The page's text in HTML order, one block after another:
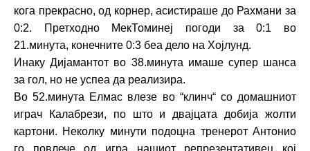
кога прекрасно, од корнер, асистираше до Рахмани за
0:2. Претходно МекТоминеј погоди за 0:1 во
21.минута, конечните 0:3 беа дело на Хојлунд.
Инаку Дијамантот во 38.минута имаше супер шанса
за гол, но не успеа да реализира.
Во 52.минута Елмас влезе во “клинч“ со домашниот
играч Калабрези, по што и двајцата добија жолти
картони. Неколку минути подоцна тренерот Антонио
го повлече од игра нашиот репрезентативец кој